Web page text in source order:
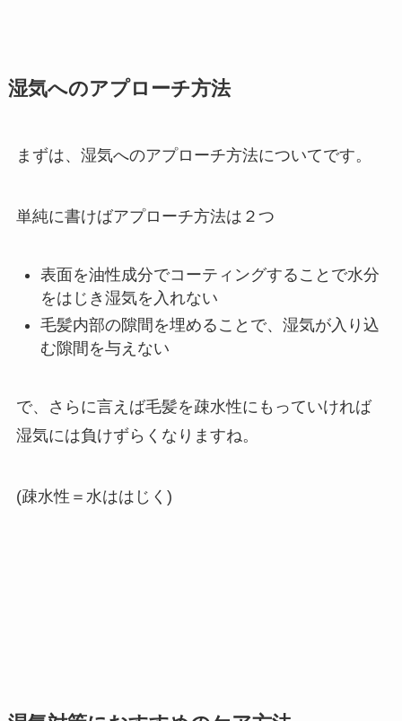
湿気へのアプローチ方法
まずは、湿気へのアプローチ方法についてです。
単純に書けばアプローチ方法は２つ
表面を油性成分でコーティングすることで水分
をはじき湿気を入れない
毛髪内部の隙間を埋めることで、湿気が入り込
む隙間を与えない
で、さらに言えば毛髪を疎水性にもっていければ
湿気には負けずらくなりますね。
(疎水性＝水ははじく)